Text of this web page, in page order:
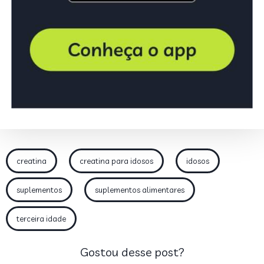
creatina creatina para idosos idosos
suplementos suplementos alimentares
terceira idade
Gostou desse post?